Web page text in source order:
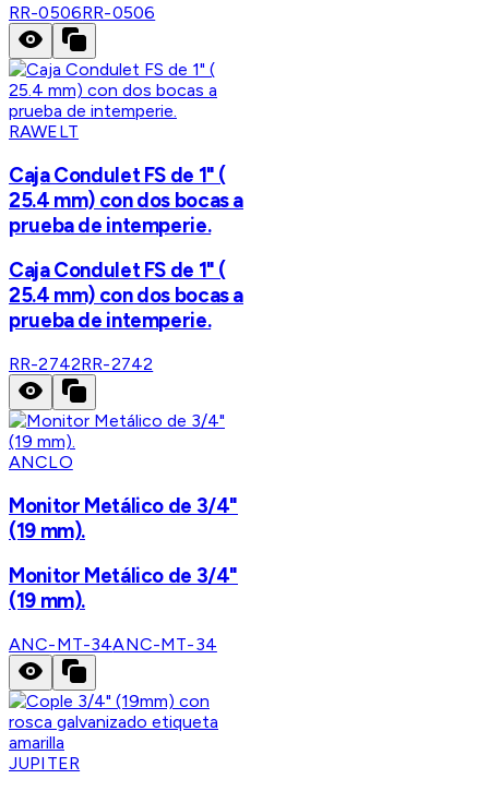
RR-0506RR-0506
RAWELT
Caja Condulet FS de 1" (
25.4 mm) con dos bocas a
prueba de intemperie.
Caja Condulet FS de 1" (
25.4 mm) con dos bocas a
prueba de intemperie.
RR-2742RR-2742
ANCLO
Monitor Metálico de 3/4"
(19 mm).
Monitor Metálico de 3/4"
(19 mm).
ANC-MT-34ANC-MT-34
JUPITER